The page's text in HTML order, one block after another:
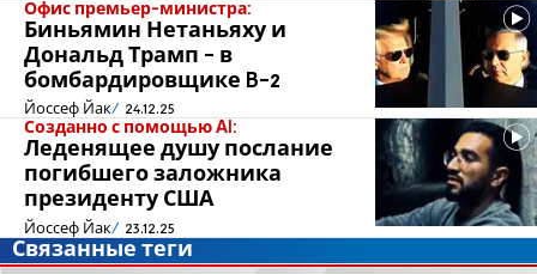
Офис премьер-министра:
Биньямин Нетаньяху и
Дональд Трамп - в
бомбардировщике B-2
Йоссеф Йак 24.12.25
Созданно с помощью AI:
Леденящее душу послание
погибшего заложника
президенту США
Йоссеф Йак 23.12.25
Связанные теги